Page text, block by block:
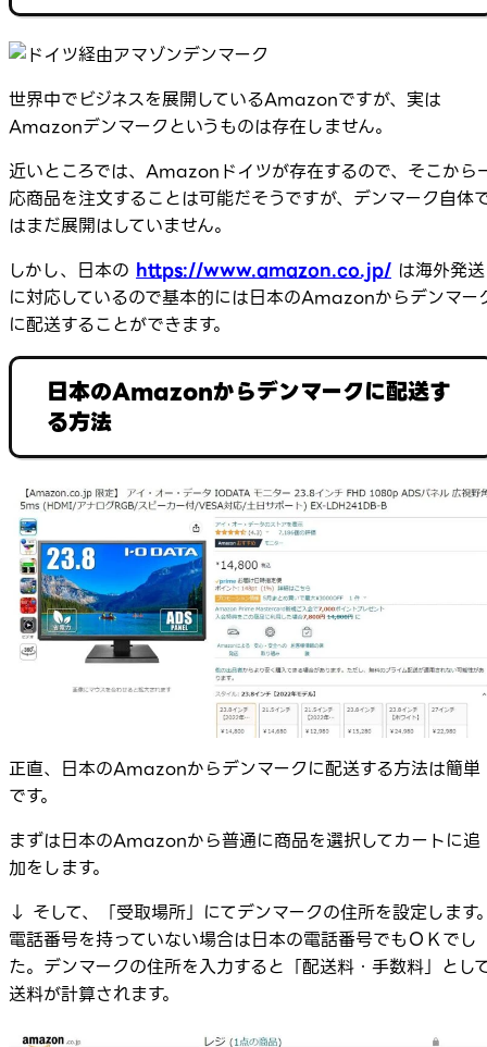
世界中でビジネスを展開しているAmazonですが、実は
Amazonデンマークというものは存在しません。
近いところでは、Amazonドイツが存在するので、そこから
応商品を注文することは可能だそうですが、デンマーク自体
はまだ展開はしていません。
しかし、日本の https://www.amazon.co.jp/ は海外発送
に対応しているので基本的には日本のAmazonからデンマー
に配送することができます。
日本のAmazonからデンマークに配送す
る方法
正直、日本のAmazonからデンマークに配送する方法は簡単
です。
まずは日本のAmazonから普通に商品を選択してカートに追
加をします。
↓ そして、「受取場所」にてデンマークの住所を設定します
電話番号を持っていない場合は日本の電話番号でもＯＫでし
た。デンマークの住所を入力すると「配送料・手数料」とし
送料が計算されます。